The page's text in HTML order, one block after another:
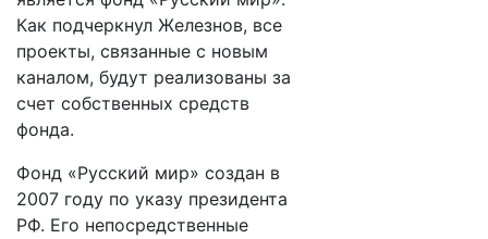
Как подчеркнул Железнов, все
проекты, связанные с новым
каналом, будут реализованы за
счет собственных средств
фонда.
Фонд «Русский мир» создан в
2007 году по указу президента
РФ. Его непосредственные